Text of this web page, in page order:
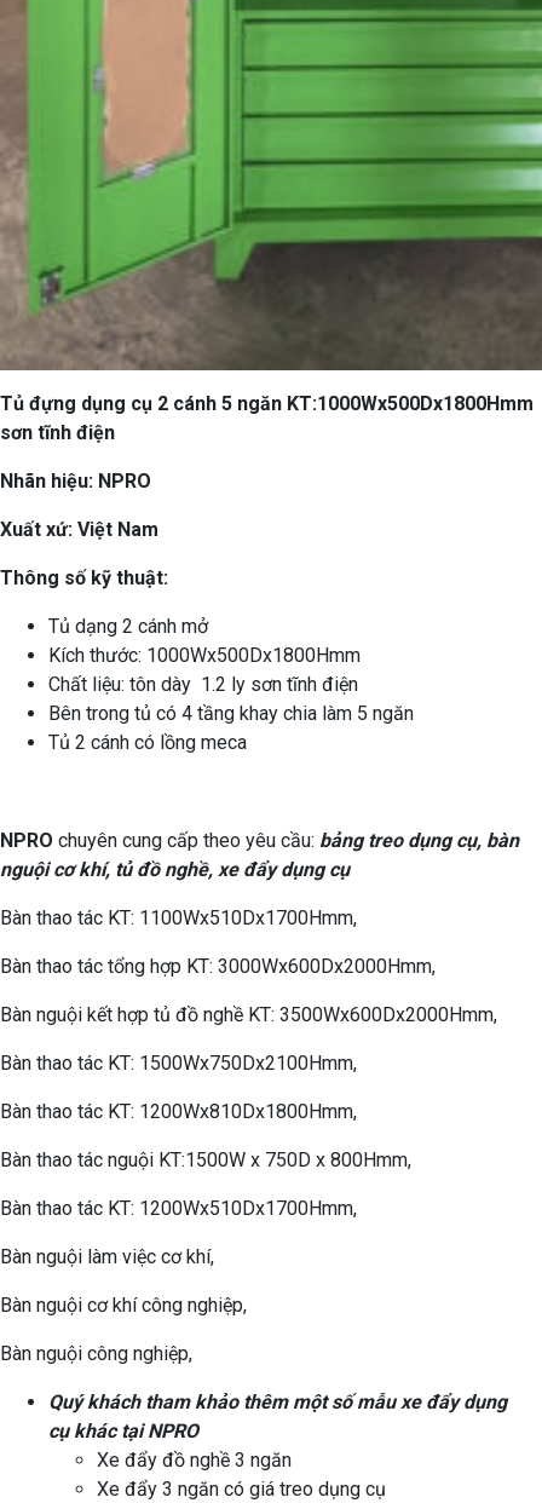
Tủ đựng dụng cụ 2 cánh 5 ngăn KT:1000Wx500Dx1800Hmm
sơn tĩnh điện
Nhãn hiệu: NPRO
Xuất xứ: Việt Nam
Thông số kỹ thuật:
Tủ dạng 2 cánh mở
Kích thước: 1000Wx500Dx1800Hmm
Chất liệu: tôn dày 1.2 ly sơn tĩnh điện
Bên trong tủ có 4 tầng khay chia làm 5 ngăn
Tủ 2 cánh có lồng meca
NPRO chuyên cung cấp theo yêu cầu: bảng treo dụng cụ, bàn
nguội cơ khí, tủ đồ nghề, xe đẩy dụng cụ
Bàn thao tác KT: 1100Wx510Dx1700Hmm,
Bàn thao tác tổng hợp KT: 3000Wx600Dx2000Hmm,
Bàn nguội kết hợp tủ đồ nghề KT: 3500Wx600Dx2000Hmm,
Bàn thao tác KT: 1500Wx750Dx2100Hmm,
Bàn thao tác KT: 1200Wx810Dx1800Hmm,
Bàn thao tác nguội KT:1500W x 750D x 800Hmm,
Bàn thao tác KT: 1200Wx510Dx1700Hmm,
Bàn nguội làm việc cơ khí,
Bàn nguội cơ khí công nghiệp,
Bàn nguội công nghiệp,
Quý khách tham khảo thêm một số mẫu xe đẩy dụng
cụ khác tại NPRO
Xe đẩy đồ nghề 3 ngăn
Xe đẩy 3 ngăn có giá treo dụng cụ